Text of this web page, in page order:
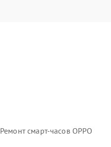
Ремонт смарт-часов OPPO